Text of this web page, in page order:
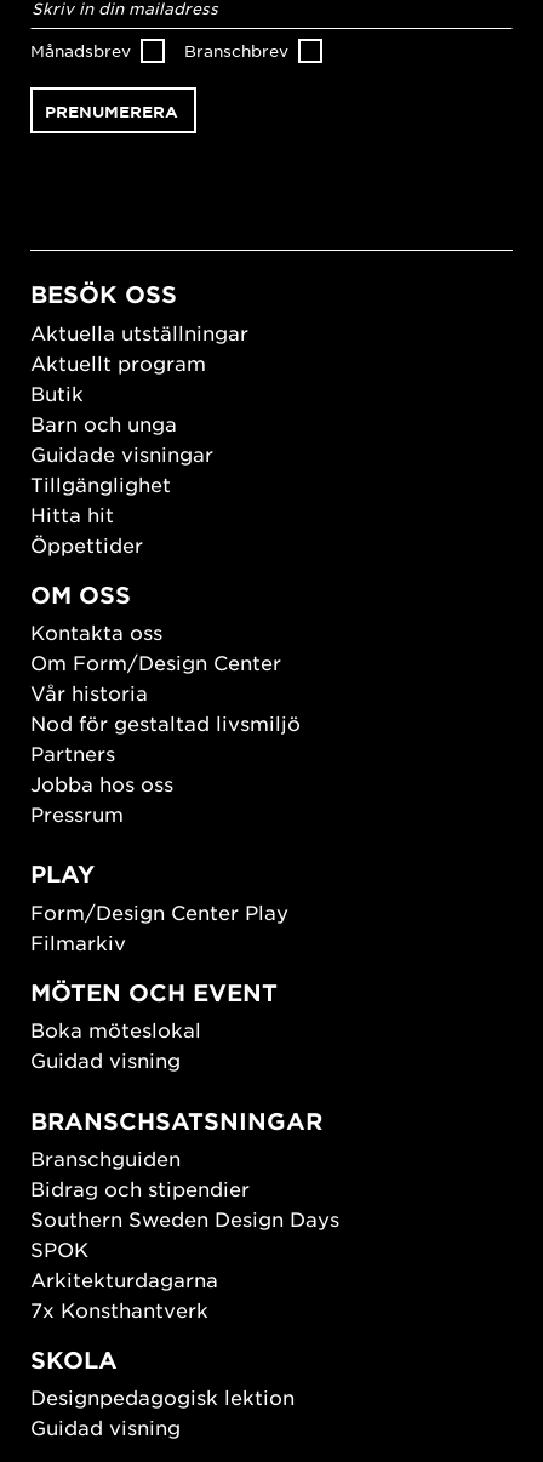
postadress*
Månadsbrev Branschbrev
BESÖK OSS
Aktuella utställningar
Aktuellt program
Butik
Barn och unga
Guidade visningar
Tillgänglighet
Hitta hit
Öppettider
OM OSS
Kontakta oss
Om Form/Design Center
Vår historia
Nod för gestaltad livsmiljö
Partners
Jobba hos oss
Pressrum
PLAY
Form/Design Center Play
Filmarkiv
MÖTEN OCH EVENT
Boka möteslokal
Guidad visning
BRANSCHSATSNINGAR
Branschguiden
Bidrag och stipendier
Southern Sweden Design Days
SPOK
Arkitekturdagarna
7x Konsthantverk
SKOLA
Designpedagogisk lektion
Guidad visning